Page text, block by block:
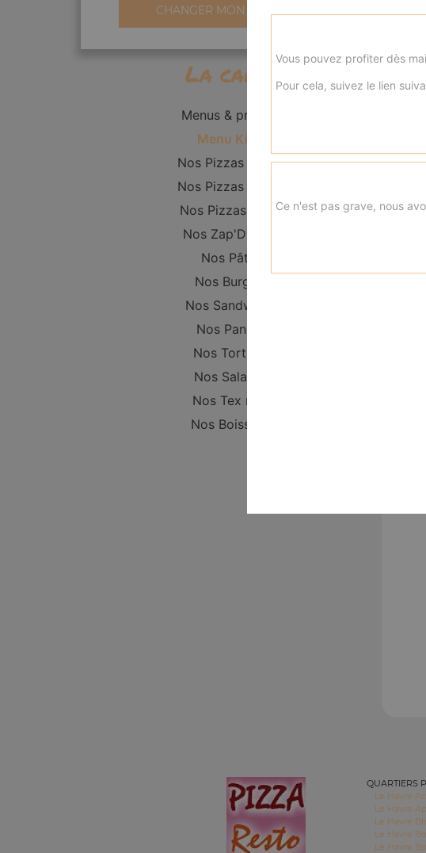
CHANGER MON QUARTIER
La carte
Menus & promos
Menu Kid's
Nos Pizzas Junior
Nos Pizzas Senior
Nos Pizzas Méga
Nos Zap'Dwichs
Nos Pâtes
Nos Burgers
Nos Sandwichs
Nos Paninis
Nos Tortillas
Nos Salades
Nos Tex mex
Nos Boissons
QUARTIERS
Le Havre
Le Havre
Le Havre
Le Havre
Le Havre
Vous pouvez profiter dès
Pour cela, suivez le lien
Ce n'est pas grave, nous